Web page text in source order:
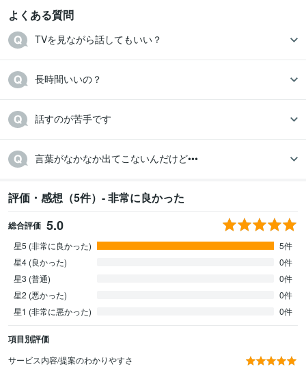
よくある質問
TVを見ながら話してもいい？
長時間いいの？
話すのが苦手です
言葉がなかなか出てこないんだけど•••
評価・感想（5件）- 非常に良かった
総合評価 5.0
星5 (非常に良かった)
5件
星4 (良かった)
0件
星3 (普通)
0件
星2 (悪かった)
0件
星1 (非常に悪かった)
0件
項目別評価
サービス内容/提案のわかりやすさ